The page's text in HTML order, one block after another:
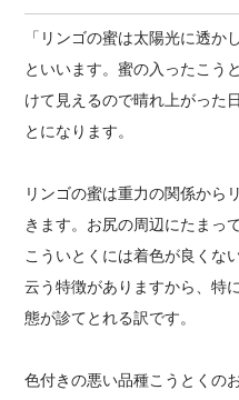
「リンゴの蜜は太陽光に透か
といいます。蜜の入ったこう
けて見えるので晴れ上がった
とになります。
リンゴの蜜は重力の関係から
きます。お尻の周辺にたまっ
こういとくには着色が良くな
云う特徴がありますから、特
態が診てとれる訳です。
色付きの悪い品種こうとくの